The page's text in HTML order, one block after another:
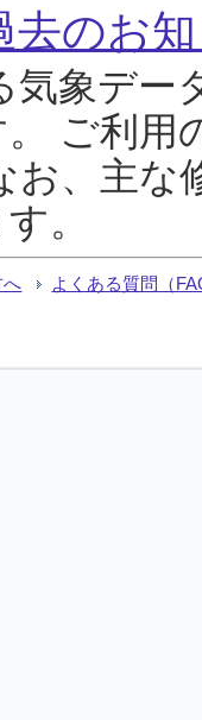
去のお
象デー
ご利用
お、主な
。
へ よくある質問（